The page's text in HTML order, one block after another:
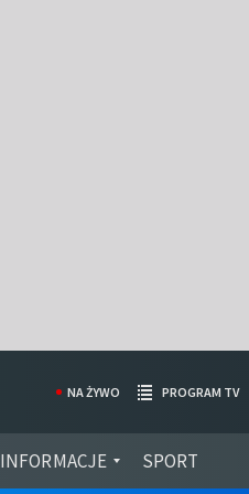
INFORMACJE SPORT
NA ŻYWO PROGRAM TV